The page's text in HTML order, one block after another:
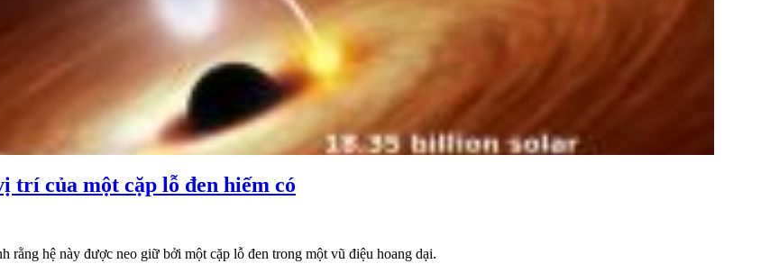
trí của một cặp lỗ đen hiếm có
hệ này được neo giữ bởi một cặp lỗ đen trong một vũ điệu hoang dại.